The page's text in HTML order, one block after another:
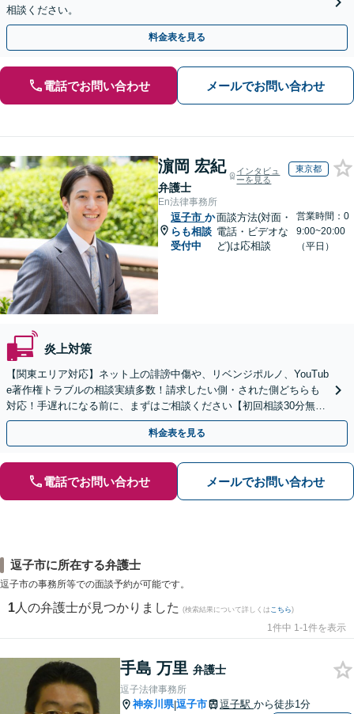
相談ください。
料金表を見る
電話でお問い合わせ メールでお問い合わせ
濵岡 宏紀
弁護士
インタビュ
ーを見る
東京都
En法律事務所
逗子市 か
らも相談
受付中
面談方法(対面・
電話・ビデオな
ど)は応相談
営業時間：0
9:00~20:00
（平日）
炎上対策
【関東エリア対応】ネット上の誹謗中傷や、リベンジポルノ、YouTub
e著作権トラブルの相談実績多数！請求したい側・された側どちらも
対応！手遅れになる前に、まずはご相談ください【初回相談30分無
料】【オンライン対応可】【夜間休日相談可】
料金表を見る
電話でお問い合わせ メールでお問い合わせ
逗子市に所在する弁護士
逗子市の事務所等での面談予約が可能です。
1 人の弁護士が見つかりました (検索結果について詳しくは こちら)
1件中 1-1件を表示
手島 万里 弁護士
逗子法律事務所
神奈川県|逗子市 逗子駅 から徒歩1分